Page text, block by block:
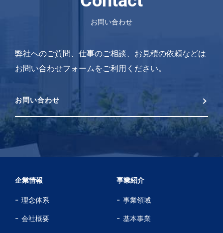
お問い合わせ
弊社へのご質問、仕事のご相談、お見積の依頼などは
お問い合わせフォームをご利用ください。
お問い合わせ
企業情報
理念体系
会社概要
事業紹介
事業領域
基本事業